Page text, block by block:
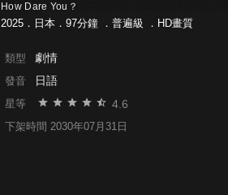
How Dare You？
2025．日本．97分鐘 ． 普遍級 ．HD畫質
類型 劇情
發音 日語
星等 4.6
下架時間 2030年07月31日